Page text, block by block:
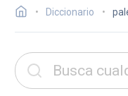
Diccionario